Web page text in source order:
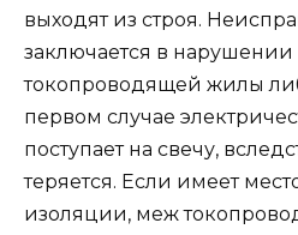
выходят из строя.
заключается в нарушении
токопроводящей жилы
первом случае
поступает на свечу,
теряется. Если имеет
изоляции, меж